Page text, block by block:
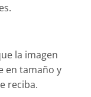
la imagen
en tamaño y
reciba.